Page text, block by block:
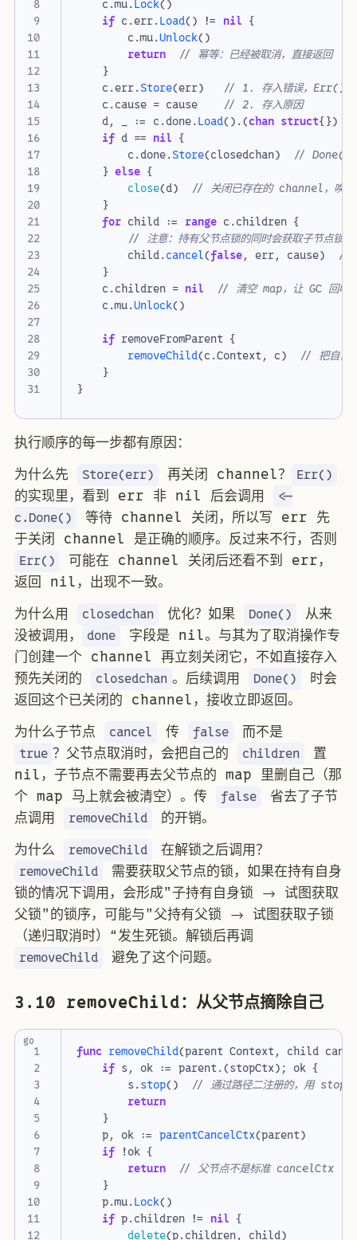
8
9
10
11
12
14
15
16
17
18
19
20
21
22
24
25
26
27
28
29
30
31
c.mu.Lock()
if c.err.Load() != nil {
c.mu.Unlock()
return
// 幂等：已经被取消，直接返回
}
c.err.Store(err)
// 1. 存入错误，Err()
c.cause = cause
// 2. 存入原因
d, _ := c.done.Load().(chan struct{})
if d == nil {
c.done.Store(closedchan)
// Done()
} else {
close(d)
// 关闭已存在的 channel，唤醒
}
for child := range c.children {
// 注意：持有父节点锁的同时会获取子节点锁
child.cancel(false, err, cause)
//
}
c.children = nil
// 清空 map，让 GC 回收
c.mu.Unlock()
if removeFromParent {
removeChild(c.Context, c)
// 把自己
}
}
执行顺序的每一步都有原因：
为什么先
Store(err) 再关闭 channel？ Err()
的实现里，看到 err 非 nil 后会调用
<-
c.Done()
等待 channel 关闭，所以写 err 先
于关闭 channel 是正确的顺序。反过来不行，否则
Err()
可能在 channel 关闭后还看不到 err，
返回 nil，出现不一致。
为什么用
closedchan 优化？如果 Done()
从来
没被调用，
done
字段是 nil。与其为了取消操作专
门创建一个 channel 再立刻关闭它，不如直接存入
预先关闭的
closedchan 。后续调用 Done()
时会
返回这个已关闭的 channel，接收立即返回。
为什么子节点
cancel 传 false 而不是
true ？父节点取消时，会把自己的 children
置
nil，子节点不需要再去父节点的 map 里删自己（那
个 map 马上就会被清空）。传
false
省去了子节
点调用
removeChild
的开销。
为什么
removeChild 在解锁之后调用？
removeChild
需要获取父节点的锁，如果在持有自身
锁的情况下调用，会形成"子持有自身锁 → 试图获取
父锁"的锁序，可能与"父持有父锁 → 试图获取子锁
（递归取消时）“发生死锁。解锁后再调
removeChild 避免了这个问题。
3.10 removeChild：从父节点摘除自己
1
2
4
5
6
7
8
9
10
11
12
func removeChild(parent Context, child
if s, ok := parent.(stopCtx); ok {
s.stop()
// 通过路径二注册的，用
return
}
p, ok := parentCancelCtx(parent)
if !ok {
return
// 父节点不是标准 cancelCtx（
}
p.mu.Lock()
if p.children != nil {
delete(p.children, child)
go